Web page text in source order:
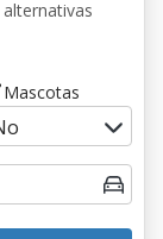
alternativas
Mascotas